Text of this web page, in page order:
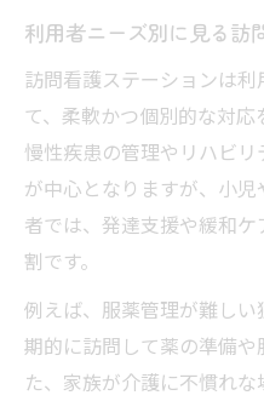
利用者ニーズ別に見る訪
訪問看護ステーションは
て、柔軟かつ個別的な対応
慢性疾患の管理やリハビ
が中心となりますが、小
者では、発達支援や緩和
割です。
例えば、服薬管理が難し
期的に訪問して薬の準備
た、家族が介護に不慣れ